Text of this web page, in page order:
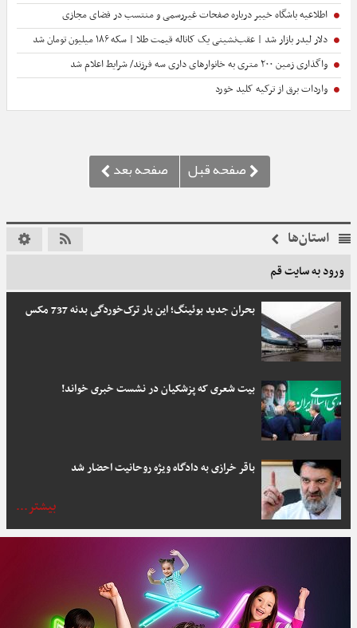
اطلاعیه باشگاه خیبر درباره صفحات غیررسمی و منتسب در فضای مجازی
دلار لیدر بازار شد | عقب‌نشینی یک کاناله قیمت طلا | سکه ۱۸۶ میلیون تومان شد
واگذاری زمین ۲۰۰ متری به خانوارهای داری سه فرزند/ شرایط اعلام شد
واردات برق از ترکیه کلید خورد
استان‌ها
ورود به سایت قم
بحران جدید بوئینگ؛ این بار ترک‌خوردگی بدنه 737 مکس
بیت شعری که پزشکیان در نشست خبری خواند!
باقر خرازی به دادگاه ویژه روحانیت احضار شد
بیشتر